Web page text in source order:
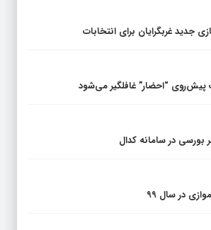
جدید غربگرایان برای انتخابات
پیش‌روی “احضار” غافلگیر می‌شود
در سال ۹۹